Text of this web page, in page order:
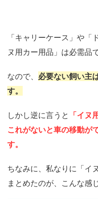
「キャリーケース」や「
ヌ用カー用品」は必需品
なので、 必要ない飼い主
す。
しかし逆に言うと 「イヌ
これがないと車の移動が
す。
ちなみに、私なりに「イ
まとめたのが、こんな感